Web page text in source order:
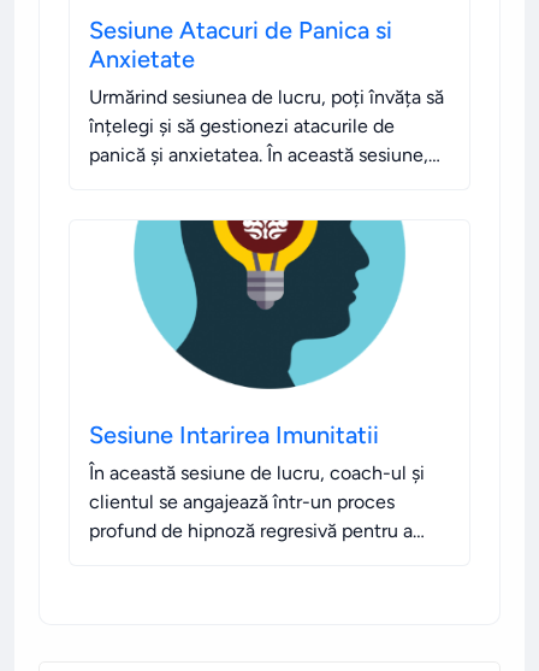
Sesiune Atacuri de Panica si
Anxietate
Urmărind sesiunea de lucru, poți învăța să
înțelegi și să gestionezi atacurile de
panică și anxietatea. În această sesiune,
găsească soluții pentru reacțiile de
panică.
Sesiune Intarirea Imunitatii
În această sesiune de lucru, coach-ul și
clientul se angajează într-un proces
profund de hipnoză regresivă pentru a